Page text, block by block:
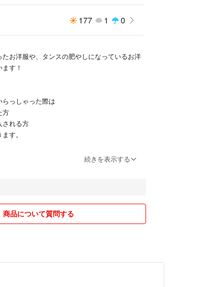
に仕上げました。
インで着た時にもすっきりと着ることができ
綿30％
ステル100％
177 1 0
お洋服や、タンスの肥やしになっているお洋
す！
っしゃった際は
方
される方
す。
が、素人の自宅保管かつコンパクトに発送す
生じてしまう場合もございます。あらかじめご
続きを表示する
商品について質問する